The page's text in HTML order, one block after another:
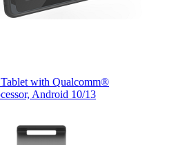
with Qualcomm®
Android 10/13